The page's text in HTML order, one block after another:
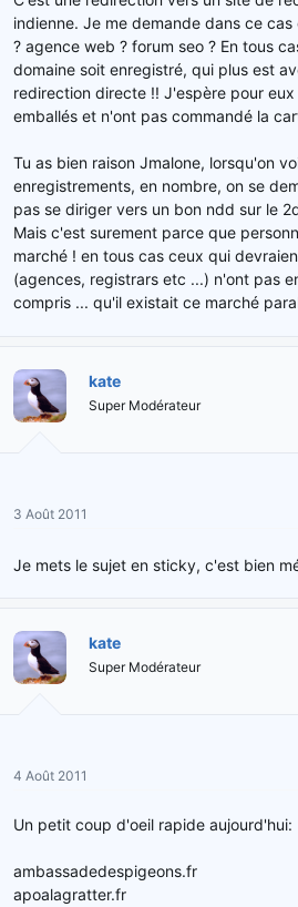
indienne. Je me demande dans ce
? agence web ? forum seo ? En tous
domaine soit enregistré, qui plus est
redirection directe !! J'espère pour
emballés et n'ont pas commandé la
Tu as bien raison Jmalone, lorsqu'on
enregistrements, en nombre, on se
pas se diriger vers un bon ndd sur le
Mais c'est surement parce que
marché ! en tous cas ceux qui
(agences, registrars etc ...) n'ont pas
compris ... qu'il existait ce marché
kate
Super Modérateur
3 Août 2011
Je mets le sujet en sticky, c'est bien
kate
Super Modérateur
4 Août 2011
Un petit coup d'oeil rapide aujourd'hui:
ambassadedespigeons.fr
apoalagratter.fr